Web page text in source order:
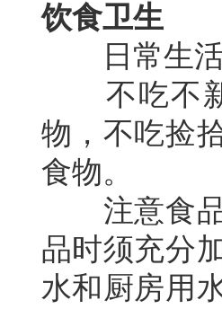
饮食卫生
日常生活
不吃不新
物，不吃捡
食物。
注意食品
品时须充分
水和厨房用